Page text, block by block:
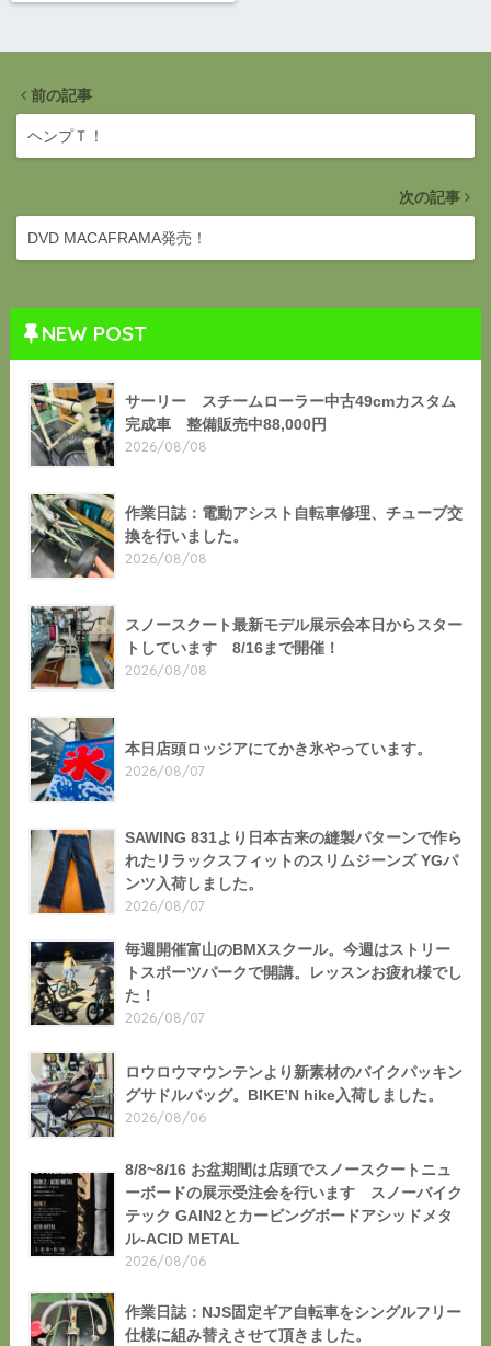
前の記事
ヘンプＴ！
次の記事
DVD MACAFRAMA発売！
NEW POST
サーリー スチームローラー中古49cmカスタム
完成車 整備販売中88,000円
2026/08/08
作業日誌：電動アシスト自転車修理、チューブ交
換を行いました。
2026/08/08
スノースクート最新モデル展示会本日からスター
トしています 8/16まで開催！
2026/08/08
本日店頭ロッジアにてかき氷やっています。
2026/08/07
SAWING 831より日本古来の縫製パターンで作ら
れたリラックスフィットのスリムジーンズ YGパ
ンツ入荷しました。
2026/08/07
毎週開催富山のBMXスクール。今週はストリー
トスポーツパークで開講。レッスンお疲れ様でし
た！
2026/08/07
ロウロウマウンテンより新素材のバイクパッキン
グサドルバッグ。BIKE’N hike入荷しました。
2026/08/06
8/8~8/16 お盆期間は店頭でスノースクートニュ
ーボードの展示受注会を行います スノーバイク
テック GAIN2とカービングボードアシッドメタ
ル-ACID METAL
2026/08/06
作業日誌：NJS固定ギア自転車をシングルフリー
仕様に組み替えさせて頂きました。